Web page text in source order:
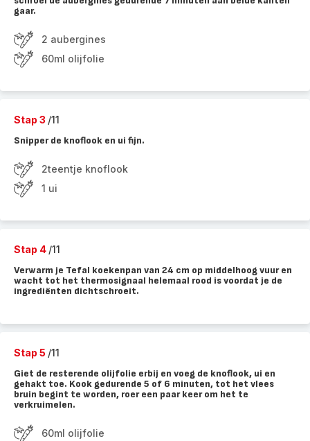
gaar.
2 aubergines
60ml olijfolie
Stap 3 /11
Snipper de knoflook en ui fijn.
2teentje knoflook
1 ui
Stap 4 /11
Verwarm je Tefal koekenpan van 24 cm op middelhoog vuur en
wacht tot het thermosignaal helemaal rood is voordat je de
ingrediënten dichtschroeit.
Stap 5 /11
Giet de resterende olijfolie erbij en voeg de knoflook, ui en
gehakt toe. Kook gedurende 5 of 6 minuten, tot het vlees
bruin begint te worden, roer een paar keer om het te
verkruimelen.
60ml olijfolie